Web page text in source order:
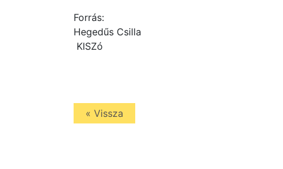
Forrás:
Hegedűs Csilla
KISZó
« Vissza